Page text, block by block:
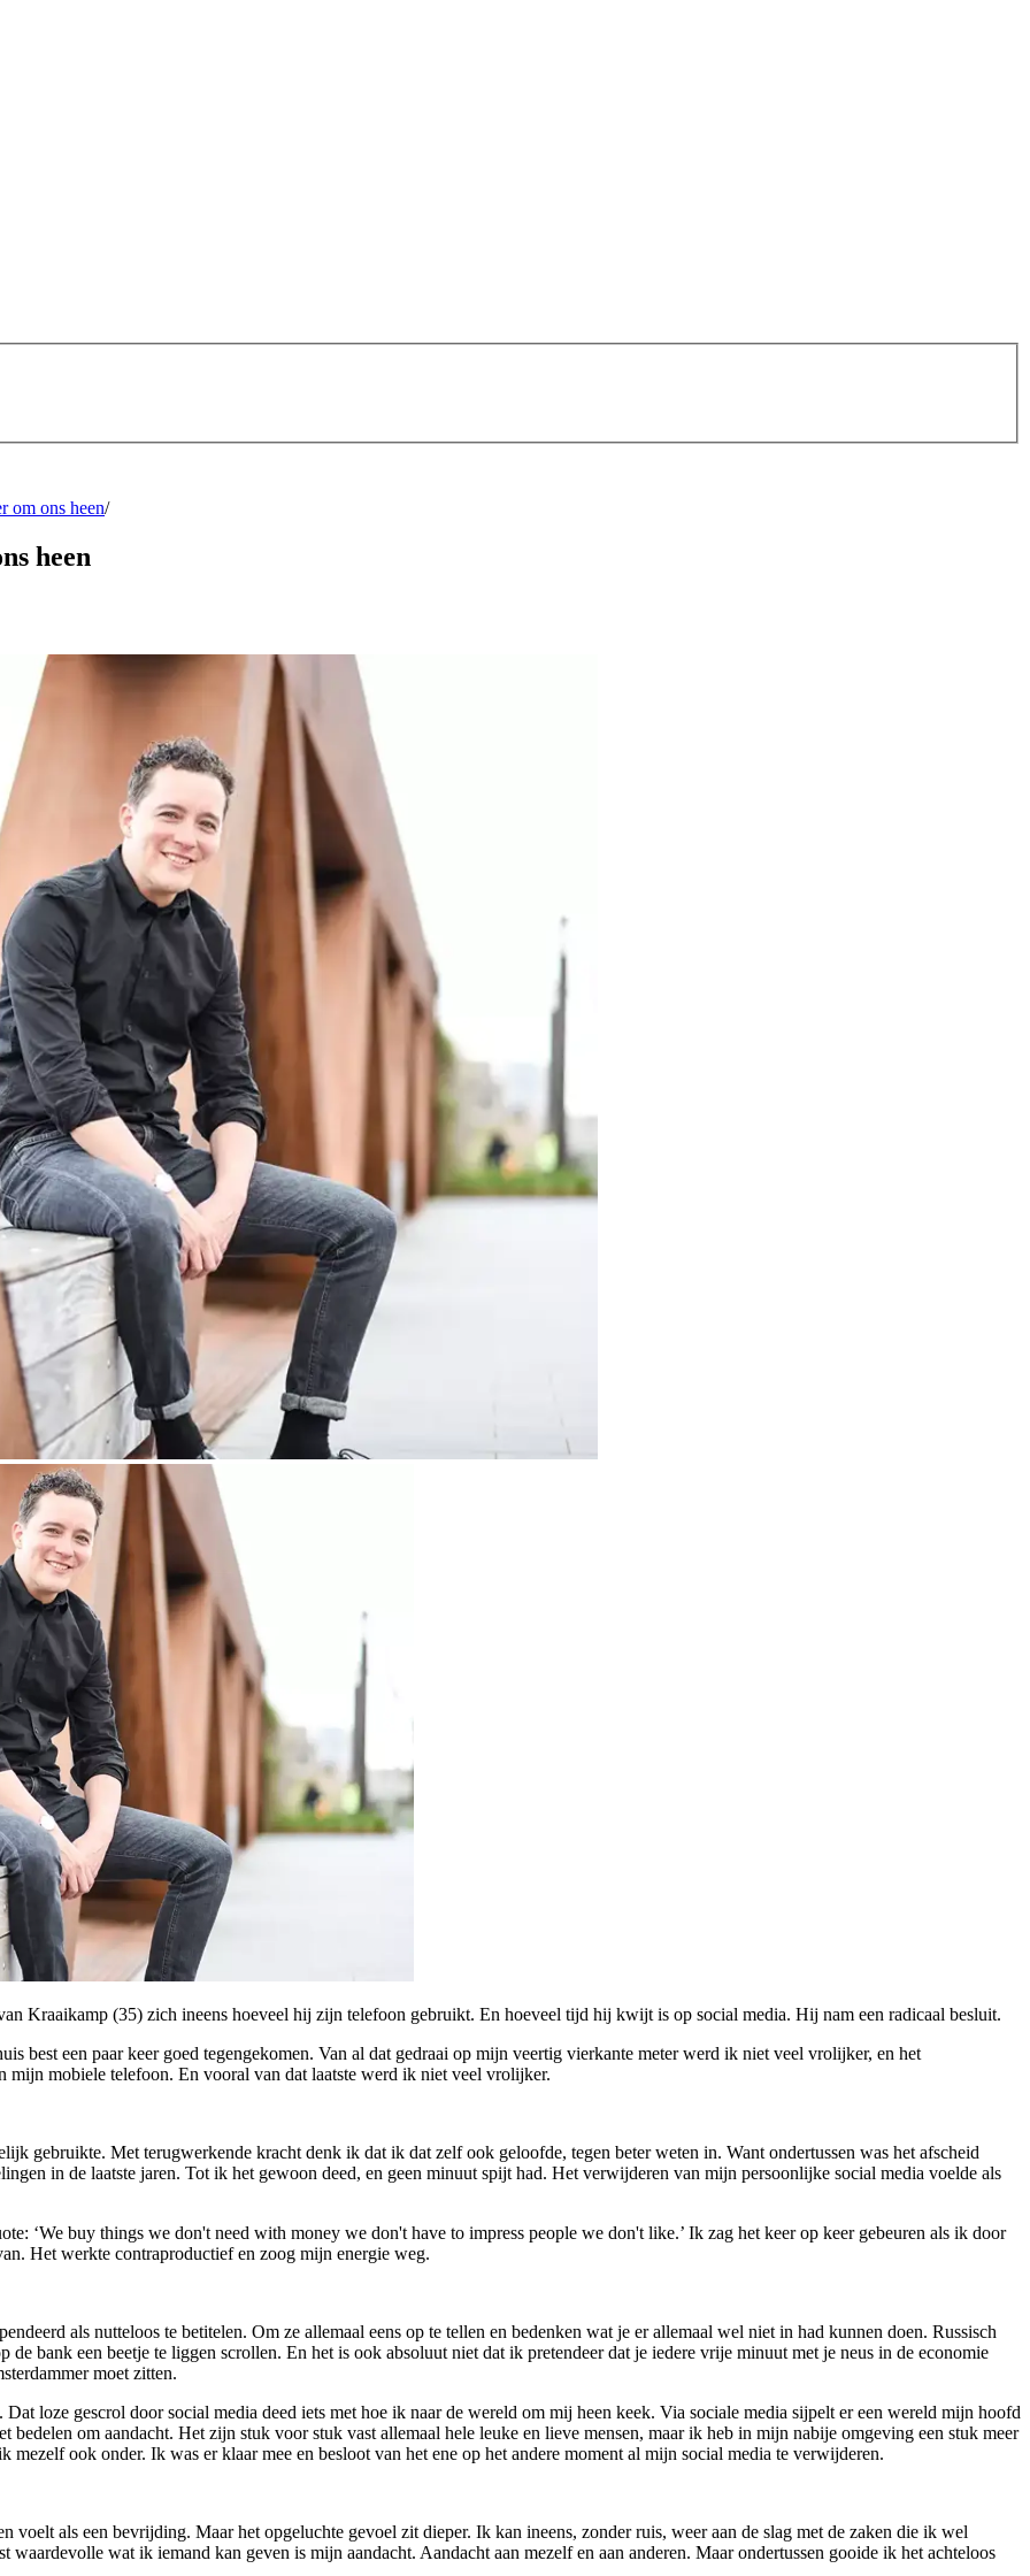
om ons heen/
heen
Kraaikamp (35) zich ineens hoeveel hij zijn telefoon gebruikt. En hoeveel tijd hij kwijt is op social media. Hij nam een radicaal besluit.
best een paar keer goed tegengekomen. Van al dat gedraai op mijn veertig vierkante meter werd ik niet veel vrolijker, en het
mijn mobiele telefoon. En vooral van dat laatste werd ik niet veel vrolijker.
gebruikte. Met terugwerkende kracht denk ik dat ik dat zelf ook geloofde, tegen beter weten in. Want ondertussen was het afscheid
in de laatste jaren. Tot ik het gewoon deed, en geen minuut spijt had. Het verwijderen van mijn persoonlijke social media voelde als
‘We buy things we don't need with money we don't have to impress people we don't like.’ Ik zag het keer op keer gebeuren als ik door
Het werkte contraproductief en zoog mijn energie weg.
als nutteloos te betitelen. Om ze allemaal eens op te tellen en bedenken wat je er allemaal wel niet in had kunnen doen. Russisch
bank een beetje te liggen scrollen. En het is ook absoluut niet dat ik pretendeer dat je iedere vrije minuut met je neus in de economie
moet zitten.
loze gescrol door social media deed iets met hoe ik naar de wereld om mij heen keek. Via sociale media sijpelt er een wereld mijn hoofd
bedelen om aandacht. Het zijn stuk voor stuk vast allemaal hele leuke en lieve mensen, maar ik heb in mijn nabije omgeving een stuk meer
ook onder. Ik was er klaar mee en besloot van het ene op het andere moment al mijn social media te verwijderen.
voelt als een bevrijding. Maar het opgeluchte gevoel zit dieper. Ik kan ineens, zonder ruis, weer aan de slag met de zaken die ik wel
wat ik iemand kan geven is mijn aandacht. Aandacht aan mezelf en aan anderen. Maar ondertussen gooide ik het achteloos